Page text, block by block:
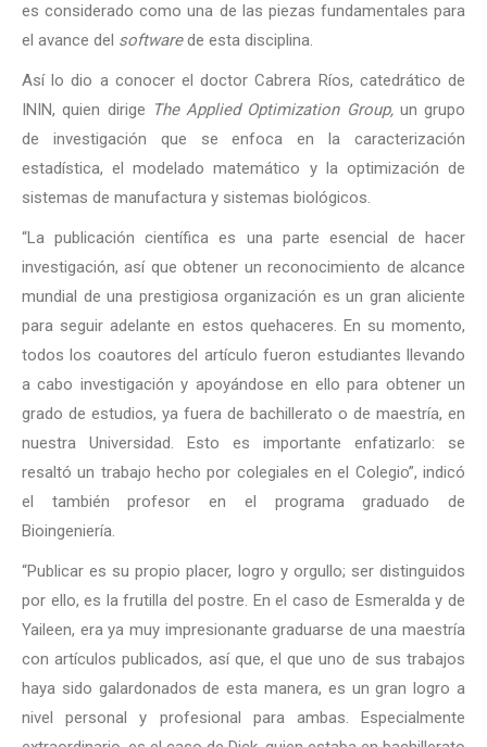
es considerado como una de las piezas fundamentales para
el avance del softwarede esta disciplina.
Así lo dio a conocer el doctor Cabrera Ríos, catedrático de
ININ, quien dirige The Applied Optimization Group, un grupo
de investigación que se enfoca en la caracterización
estadística, el modelado matemático y la optimización de
sistemas de manufactura y sistemas biológicos.
“La publicación científica es una parte esencial de hacer
investigación, así que obtener un reconocimiento de alcance
mundial de una prestigiosa organización es un gran aliciente
para seguir adelante en estos quehaceres. En su momento,
todos los coautores del artículo fueron estudiantes llevando
a cabo investigación y apoyándose en ello para obtener un
grado de estudios, ya fuera de bachillerato o de maestría, en
nuestra Universidad. Esto es importante enfatizarlo: se
resaltó un trabajo hecho por colegiales en el Colegio”, indicó
el también profesor en el programa graduado de
Bioingeniería.
“Publicar es su propio placer, logro y orgullo; ser distinguidos
por ello, es la frutilla del postre. En el caso de Esmeralda y de
Yaileen, era ya muy impresionante graduarse de una maestría
con artículos publicados, así que, el que uno de sus trabajos
haya sido galardonados de esta manera, es un gran logro a
nivel personal y profesional para ambas. Especialmente